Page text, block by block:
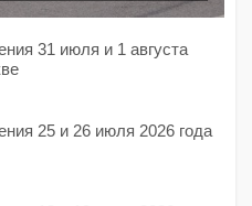
31 июля и 1 августа
25 и 26 июля 2026 года